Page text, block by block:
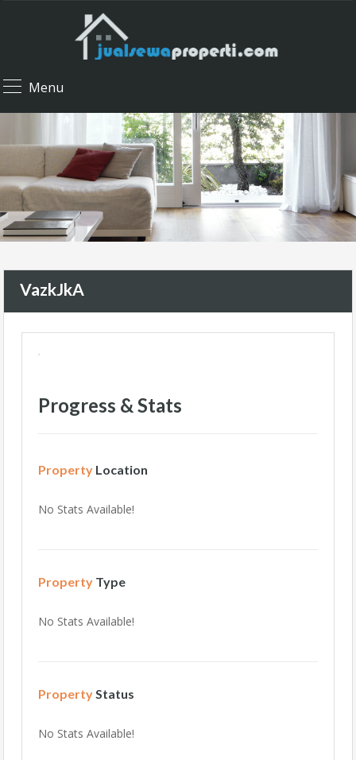
Menu
VazkJkA
Progress & Stats
Property Location
No Stats Available!
Property Type
No Stats Available!
Property Status
No Stats Available!